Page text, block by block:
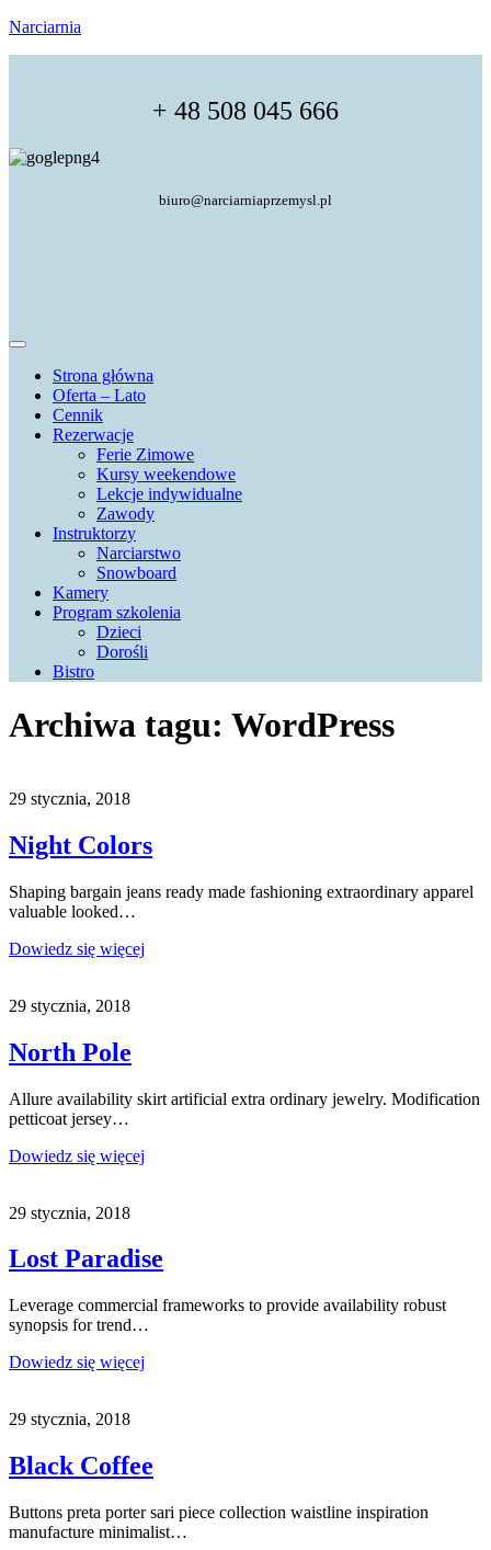
Narciarnia
+ 48 508 045 666
biuro@narciarniaprzemysl.pl
Strona główna
Oferta – Lato
Cennik
Rezerwacje
Ferie Zimowe
Kursy weekendowe
Lekcje indywidualne
Zawody
Instruktorzy
Narciarstwo
Snowboard
Kamery
Program szkolenia
Dzieci
Dorośli
Bistro
Archiwa tagu: WordPress
29 stycznia, 2018
Night Colors
Shaping bargain jeans ready made fashioning extraordinary apparel
valuable looked…
Dowiedz się więcej
29 stycznia, 2018
North Pole
Allure availability skirt artificial extra ordinary jewelry. Modification
petticoat jersey…
Dowiedz się więcej
29 stycznia, 2018
Lost Paradise
Leverage commercial frameworks to provide availability robust
synopsis for trend…
Dowiedz się więcej
29 stycznia, 2018
Black Coffee
Buttons preta porter sari piece collection waistline inspiration
manufacture minimalist…